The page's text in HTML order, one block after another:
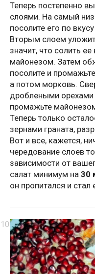
Теперь постепенно
слоями. На самый
посолите его по
Вторым слоем
значит, что солить
майонезом. Затем
посолите и
а потом морковь.
дроблеными
промажьте
Теперь только
зернами граната,
Вот и все, кажется,
чередование слоев
зависимости от
салат минимум на 30
он пропитался и стал